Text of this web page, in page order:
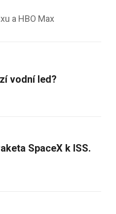
a HBO Max
vodní led?
SpaceX k ISS.